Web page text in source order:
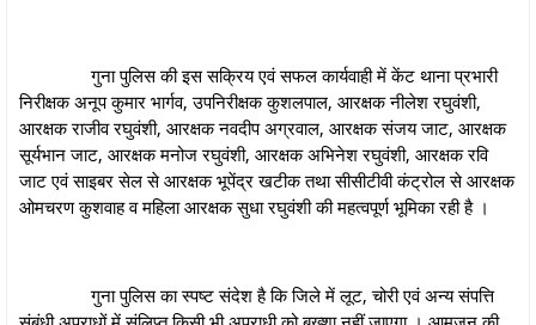
गुना पुलिस की इस सक्रिय एवं सफल कार्यवाही में केंट थाना प्रभारी
निरीक्षक अनूप कुमार भार्गव, उपनिरीक्षक कुशलपाल, आरक्षक नीलेश रघुवंशी,
आरक्षक राजीव रघुवंशी, आरक्षक नवदीप अग्रवाल, आरक्षक संजय जाट, आरक्षक
सूर्यभान जाट, आरक्षक मनोज रघुवंशी, आरक्षक अभिनेश रघुवंशी, आरक्षक रवि
जाट एवं साइबर सेल से आरक्षक भूपेंद्र खटीक तथा सीसीटीवी कंट्रोल से आरक्षक
ओमचरण कुशवाह व महिला आरक्षक सुधा रघुवंशी की महत्वपूर्ण भूमिका रही है ।
गुना पुलिस का स्पष्ट संदेश है कि जिले में लूट, चोरी एवं अन्य संपत्ति